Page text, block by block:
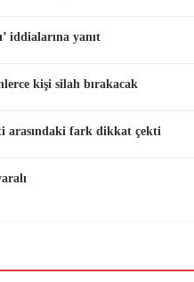
iddialarına yanıt
kişi silah bırakacak
arasındaki fark dikkat çekti